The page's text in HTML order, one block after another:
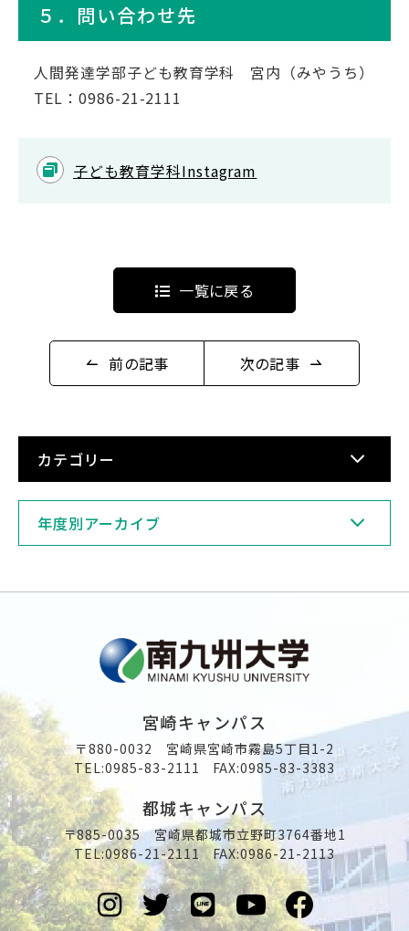
５．問い合わせ先
人間発達学部子ども教育学科 宮内（みやうち）
TEL：0986-21-2111
子ども教育学科Instagram
前の記事
一覧に戻る
次の記事
カテゴリー
年度別アーカイブ
宮崎キャンパス
〒880-0032 宮崎県宮崎市霧島5丁目1-2
TEL:0985-83-2111 FAX:0985-83-3383
都城キャンパス
〒885-0035 宮崎県都城市立野町3764番地1
TEL:0986-21-2111 FAX:0986-21-2113